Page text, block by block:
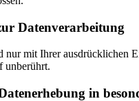
Datenverarbeitung
nur mit Ihrer
unberührt.
in